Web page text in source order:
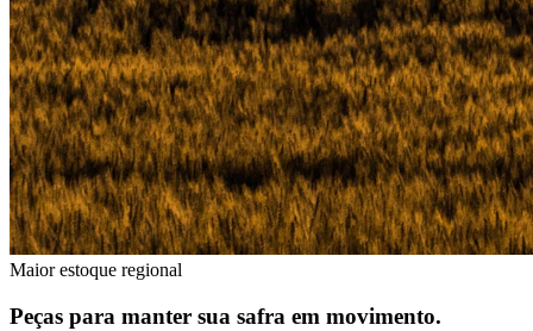
Maior estoque regional
Peças para manter sua safra em movimento.